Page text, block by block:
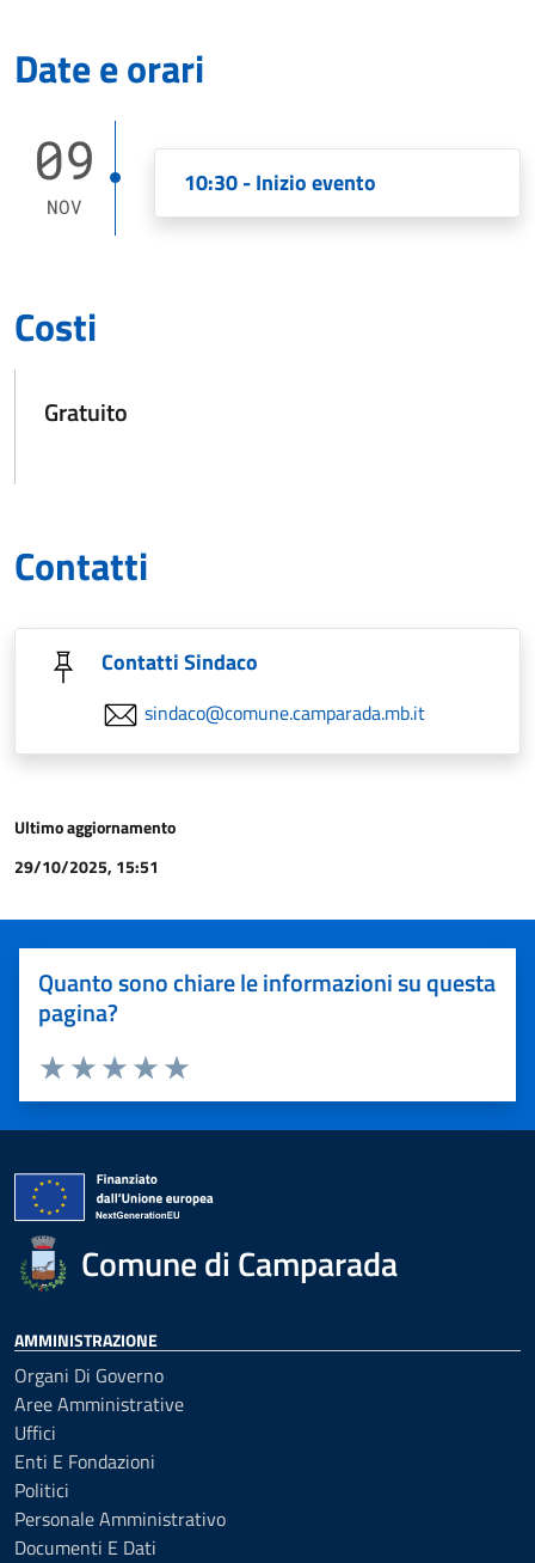
Date e orari
09
NOV
10:30 - Inizio evento
Costi
Gratuito
Contatti
Contatti Sindaco
sindaco@comune.camparada.mb.it
Ultimo aggiornamento
29/10/2025, 15:51
Quanto sono chiare le informazioni su questa
pagina?
Valuta 5 stelle su 5
Valuta 4 stelle su 5
Valuta 3 stelle su 5
Valuta 2 stelle su 5
Valuta 1 stelle su 5
Comune di Camparada
AMMINISTRAZIONE
Organi Di Governo
Aree Amministrative
Uffici
Enti E Fondazioni
Politici
Personale Amministrativo
Documenti E Dati